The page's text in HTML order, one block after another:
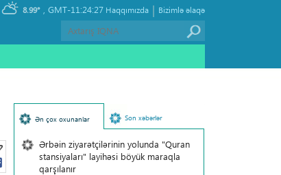
GMT-11:24:27
8.99° Bizimlə əlaqə
|
Haqqımızda
Ən çox oxunanlar Son xəbərlər
Ərbəin ziyarətçilərinin yolunda "Quran
stansiyaları" layihəsi böyük maraqla
qarşılanır